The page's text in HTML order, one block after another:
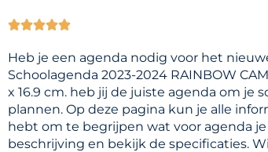

Heb je een agenda nodig voor het
Schoolagenda 2023-2024 RAINBOW
x 16.9 cm. heb jij de juiste agenda om je
plannen. Op deze pagina kun je alle
hebt om te begrijpen wat voor agenda je
beschrijving en bekijk de specificaties.